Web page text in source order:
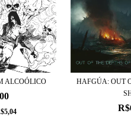
ALCOÓLICO
HAFGÚA: OUT